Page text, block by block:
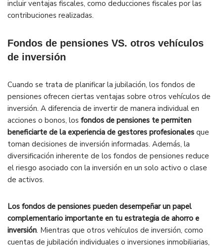
incluir ventajas fiscales, como deducciones fiscales por las
contribuciones realizadas.
Fondos de pensiones VS. otros vehículos
de inversión
Cuando se trata de planificar la jubilación, los fondos de
pensiones ofrecen ciertas ventajas sobre otros vehículos de
inversión. A diferencia de invertir de manera individual en
acciones o bonos, los fondos de pensiones te permiten
beneficiarte de la experiencia de gestores profesionales que
toman decisiones de inversión informadas. Además, la
diversificación inherente de los fondos de pensiones reduce
el riesgo asociado con la inversión en un solo activo o clase
de activos.
Los fondos de pensiones pueden desempeñar un papel
complementario importante en tu estrategia de ahorro e
inversión. Mientras que otros vehículos de inversión, como
cuentas de jubilación individuales o inversiones inmobiliarias,